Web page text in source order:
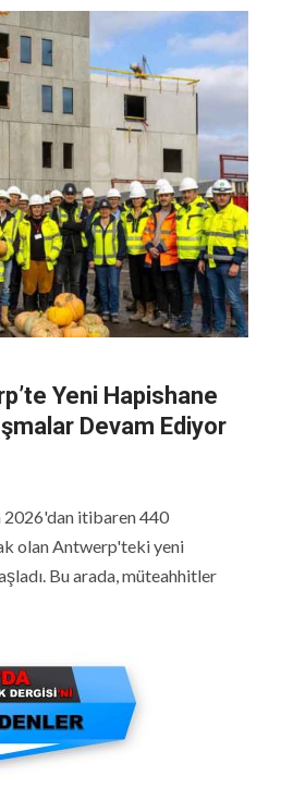
Yeni Hapishane
Devam Ediyor
2026'dan itibaren 440
olan Antwerp'teki yeni
Bu arada, müteahhitler